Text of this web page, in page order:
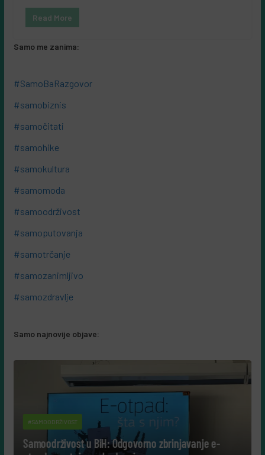
Read More
Samo me zanima:
#SamoBaRazgovor
#samobiznis
#samočitati
#samohike
#samokultura
#samomoda
#samoodrživost
#samoputovanja
#samotrčanje
#samozanimljivo
#samozdravlje
Samo najnovije objave:
Odgovorno zbrinjavanje e-
#SAMOTRČANJE
Deset razloga zašto se